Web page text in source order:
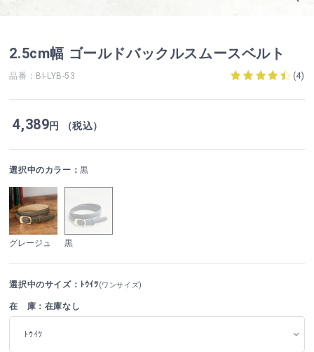
2.5cm幅 ゴールドバックルスムースベルト
品番：BI-LYB-53 (4)
4,389円 （税込）
選択中のカラー：黒
グレージュ 黒
選択中のサイズ：ﾄｳｲﾂ(ワンサイズ)
在 庫：在庫なし
ﾄｳｲﾂ